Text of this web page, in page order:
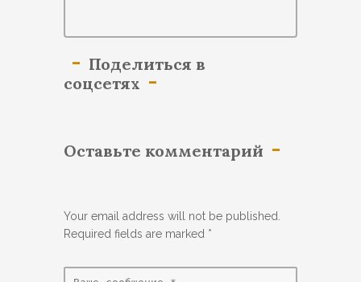
Поделиться в
соцсетях
Оставьте комментарий
Your email address will not be published.
Required fields are marked *